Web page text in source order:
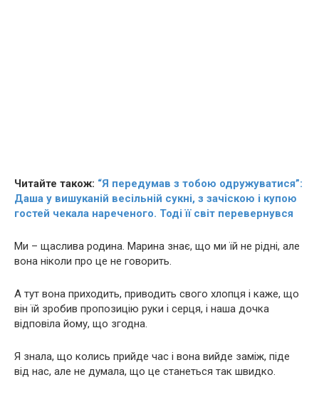
Читайте також: “Я передумав з тобою одружуватися”:
Даша у вишуканій весільній сукні, з зачіскою і купою
гостей чекала нареченого. Тоді її світ перевернувся
Ми – щаслива родина. Марина знає, що ми їй не рідні, але
вона ніколи про це не говорить.
А тут вона приходить, приводить свого хлопця і каже, що
він їй зробив пропозицію руки і серця, і наша дочка
відповіла йому, що згодна.
Я знала, що колись прийде час і вона вийде заміж, піде
від нас, але не думала, що це станеться так швидко.